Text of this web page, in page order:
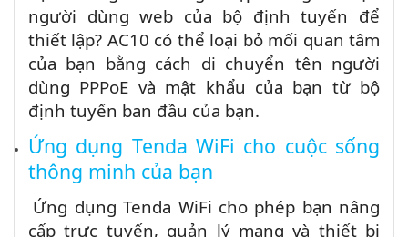
người dùng web của bộ định tuyến để
thiết lập? AC10 có thể loại bỏ mối quan tâm
của bạn bằng cách di chuyển tên người
dùng PPPoE và mật khẩu của bạn từ bộ
định tuyến ban đầu của bạn.
Ứng dụng Tenda WiFi cho cuộc sống
thông minh của bạn
Ứng dụng Tenda WiFi cho phép bạn nâng
cấp trực tuyến, quản lý mạng và thiết bị